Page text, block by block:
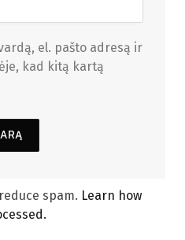
el. pašto adresą ir
kad kitą kartą
spam. Learn how